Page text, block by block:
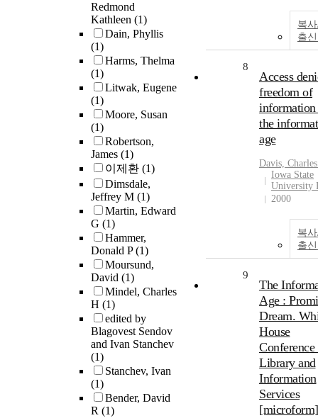
Redmond
Kathleen (1)
Dain, Phyllis
(1)
Harms, Thelma
(1)
Litwak, Eugene
(1)
Moore, Susan
(1)
Robertson,
James (1)
이제환 (1)
Dimsdale,
Jeffrey M (1)
Martin, Edward
G (1)
Hammer,
Donald P(1)
Moursund,
David (1)
Mindel, Charles
H (1)
edited by
Blagovest Sendov
and Ivan Stanchev
(1)
Stanchev, Ivan
(1)
Bender, David
R (1)
복
출
8
Access
freedom of
the
age
Davis,
Iowa State
University
2000
복
출
9
The
Age :
Dream.
House
Conference
Library and
Information
Services
[microform]